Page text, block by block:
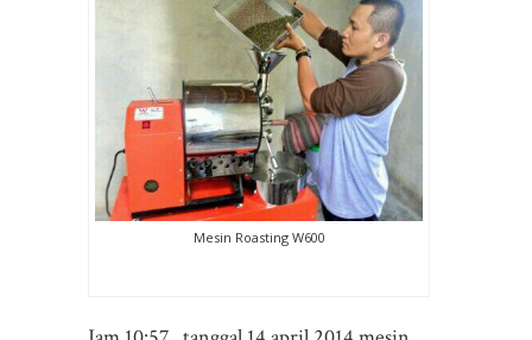
Mesin Roasting W600